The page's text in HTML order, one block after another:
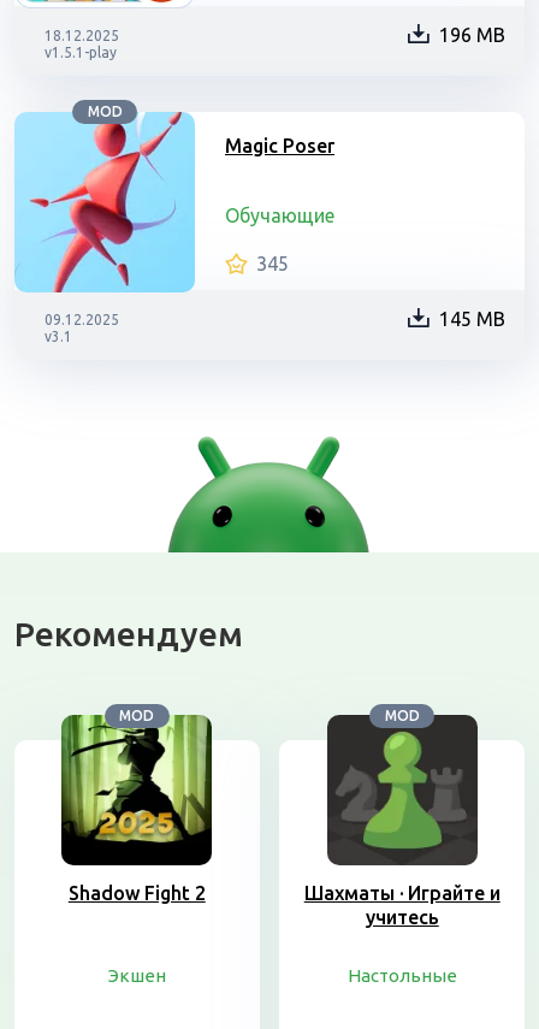
18.12.2025
v1.5.1-play
196 MB
MOD
Magic Poser
Обучающие
345
09.12.2025
v3.1
145 MB
Рекомендуем
MOD
Shadow Fight 2
Экшен
MOD
Шахматы · Играйте и
учитесь
Настольные